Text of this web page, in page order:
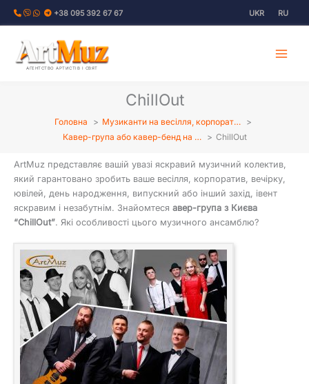
Перейти
+38 095 392 67 67 UKR RU
АГЕНТСТВО АРТИСТІВ І СВЯТ
ChillOut
Головна
Музиканти на весілля, корпорат…
Кавер-група або кавер-бенд на …
ChillOut
ArtMuz представляє вашій увазі яскравий музичний колектив,
який гарантовано зробить ваше весілля, корпоратив, вечірку,
ювілей, день народження, випускний або інший захід, івент
яскравим і незабутнім. Знайомтеся авер-група з Києва
“ChillОut”. Які особливості цього музичного ансамблю?